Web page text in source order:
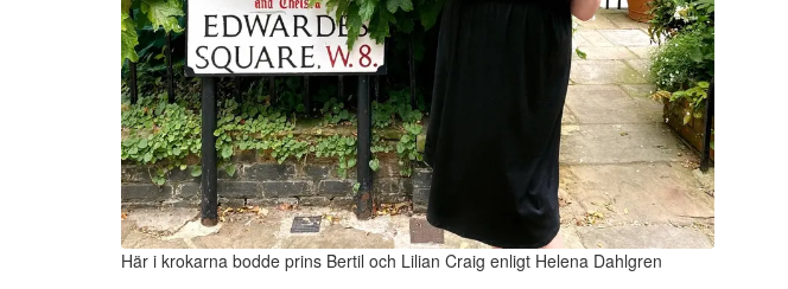
Här i krokarna bodde prins Bertil och Lilian Craig enligt Helena Dahlgren